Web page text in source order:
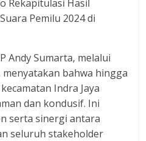
Rekapitulasi Hasil
Pemilu 2024 di
Andy Sumarta, melalui
menyatakan bahwa hingga
Indra Jaya
dan kondusif. Ini
serta sinergi antara
seluruh stakeholder